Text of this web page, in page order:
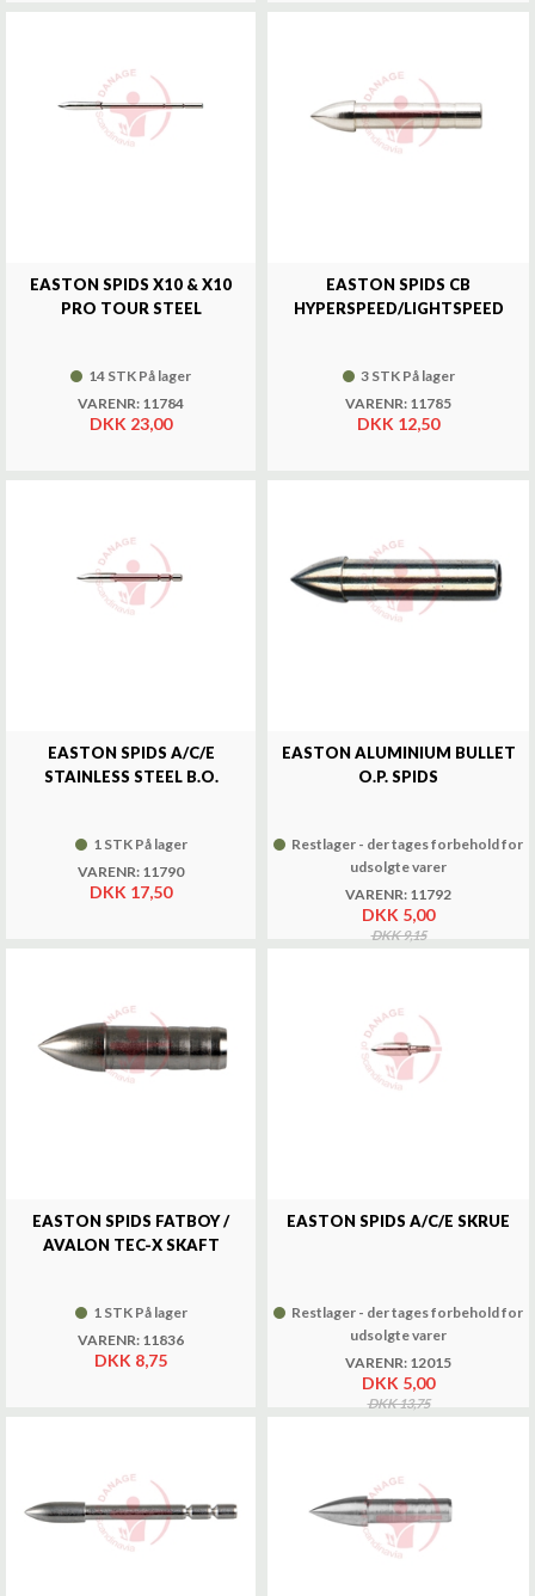
EASTON SPIDS X10 & X10
PRO TOUR STEEL
14 STK På lager
VARENR: 11784
DKK 23,00
EASTON SPIDS CB
HYPERSPEED/LIGHTSPEED
3 STK På lager
VARENR: 11785
DKK 12,50
EASTON SPIDS A/C/E
STAINLESS STEEL B.O.
1 STK På lager
VARENR: 11790
DKK 17,50
EASTON ALUMINIUM BULLET
O.P. SPIDS
Restlager - der tages forbehold for
udsolgte varer
VARENR: 11792
DKK 5,00
DKK 9,15
EASTON SPIDS FATBOY /
AVALON TEC-X SKAFT
1 STK På lager
VARENR: 11836
DKK 8,75
EASTON SPIDS A/C/E SKRUE
Restlager - der tages forbehold for
udsolgte varer
VARENR: 12015
DKK 5,00
DKK 13,75